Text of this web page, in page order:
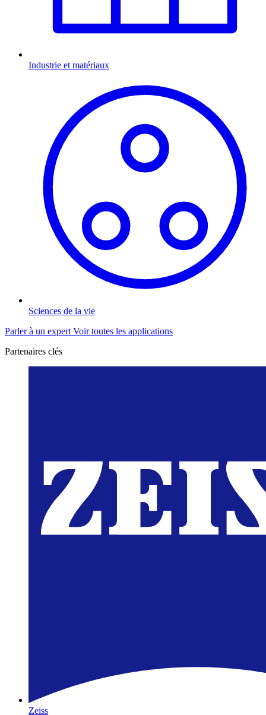
Industrie et matériaux
Sciences de la vie
Parler à un expert Voir toutes les applications
Partenaires clés
Zeiss